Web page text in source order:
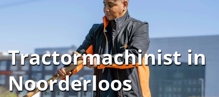
Tractormachinist in
Noorderloos